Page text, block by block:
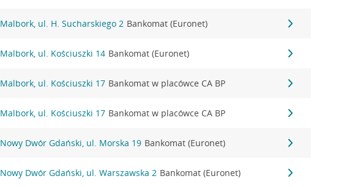
Malbork, ul. H. Sucharskiego 2 Bankomat (Euronet)
Malbork, ul. Kościuszki 14 Bankomat (Euronet)
Malbork, ul. Kościuszki 17 Bankomat w placówce CA BP
Malbork, ul. Kościuszki 17 Bankomat w placówce CA BP
Nowy Dwór Gdański, ul. Morska 19 Bankomat (Euronet)
Nowy Dwór Gdański, ul. Warszawska 2 Bankomat (Euronet)